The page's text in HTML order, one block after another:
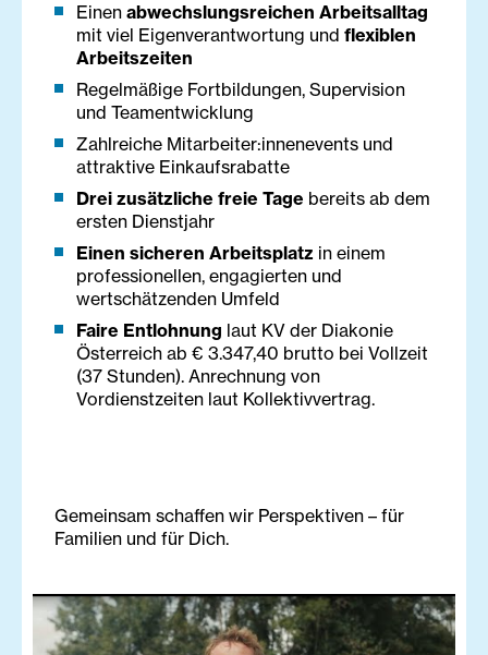
Einen abwechslungsreichen Arbeitsalltag
mit viel Eigenverantwortung und flexiblen
Arbeitszeiten
Regelmäßige Fortbildungen, Supervision
und Teamentwicklung
Zahlreiche Mitarbeiter:innenevents und
attraktive Einkaufsrabatte
Drei zusätzliche freie Tage bereits ab dem
ersten Dienstjahr
Einen sicheren Arbeitsplatz in einem
professionellen, engagierten und
wertschätzenden Umfeld
Faire Entlohnung laut KV der Diakonie
Österreich ab € 3.347,40 brutto bei Vollzeit
(37 Stunden). Anrechnung von
Vordienstzeiten laut Kollektivvertrag.
Gemeinsam schaffen wir Perspektiven – für
Familien und für Dich.